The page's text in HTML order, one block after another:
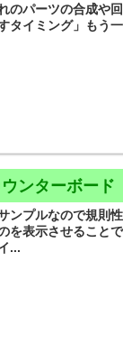
のパーツの合成や
タイミング」もう
ウンターボード
ンプルなので規則
を表示させること
...